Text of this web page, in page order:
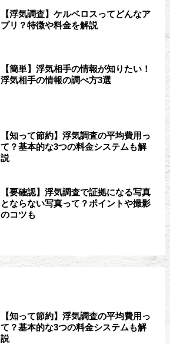
【浮気調査】ケルベロスってどんなア
プリ？特徴や料金を解説
【簡単】浮気相手の情報が知りたい！
浮気相手の情報の調べ方3選
【知って節約】浮気調査の平均費用っ
て？基本的な3つの料金システムも解
説
【要確認】浮気調査で証拠になる写真
とならない写真って？ポイントや撮影
のコツも
【知って節約】浮気調査の平均費用っ
て？基本的な3つの料金システムも解
説